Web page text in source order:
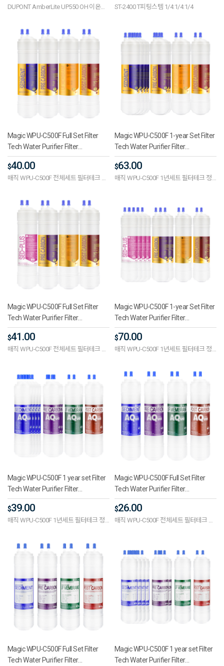
DUPONT AmberLite UP550 OH 이온교
Nozzle, Low Pressure Fog Nozzle,
Water Purifier Parts
ST-2400 T피팅스템 1/4:1/4:1/4
Magic WPU-C500F Full Set Filter
Tech Water Purifier Filter
Compatibility Premium 11-Inch
One-Way (UF)
$40.00
매직 WPU-C500F 전체세트 필터테크 정
Magic WPU-C500F 1-year Set Filter
Tech Water Purifier Filter
Compatibility Premium 11-Inch
One-Way (UF)
$63.00
매직 WPU-C500F 1년세트 필터테크 정
Magic WPU-C500F Full Set Filter
Tech Water Purifier Filter
Compatible Premium Plus One-
way 11 inches (UF)
$41.00
매직 WPU-C500F 전체세트 필터테크 정
Magic WPU-C500F 1-year Set Filter
Tech Water Purifier Filter
Compatible Premium Plus One-
way 11-inch (UF)
$70.00
매직 WPU-C500F 1년세트 필터테크 정
Magic WPU-C500F 1 year set Filter
Tech Water Purifier Filter
Compatible with Economical 11-
inch One-way (UF)
$39.00
매직 WPU-C500F 1년세트 필터테크 정
Magic WPU-C500F Full Set Filter
Tech Water Purifier Filter
Compatible with Economical 11-
inch One-way (UF)
$26.00
매직 WPU-C500F 전체세트 필터테크 정
Magic WPU-C500F Full Set Filter
Tech Water Purifier Filter
Magic WPU-C500F 1 year set Filter
Tech Water Purifier Filter